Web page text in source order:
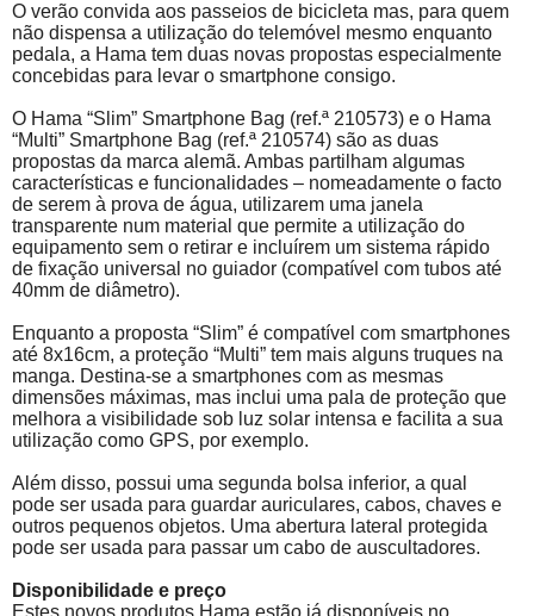
O verão convida aos passeios de bicicleta mas, para quem
não dispensa a utilização do telemóvel mesmo enquanto
pedala, a Hama tem duas novas propostas especialmente
concebidas para levar o smartphone consigo.
O Hama “Slim” Smartphone Bag (ref.ª 210573) e o Hama
“Multi” Smartphone Bag (ref.ª 210574) são as duas
propostas da marca alemã. Ambas partilham algumas
características e funcionalidades – nomeadamente o facto
de serem à prova de água, utilizarem uma janela
transparente num material que permite a utilização do
equipamento sem o retirar e incluírem um sistema rápido
de fixação universal no guiador (compatível com tubos até
40mm de diâmetro).
Enquanto a proposta “Slim” é compatível com smartphones
até 8x16cm, a proteção “Multi” tem mais alguns truques na
manga. Destina-se a smartphones com as mesmas
dimensões máximas, mas inclui uma pala de proteção que
melhora a visibilidade sob luz solar intensa e facilita a sua
utilização como GPS, por exemplo.
Além disso, possui uma segunda bolsa inferior, a qual
pode ser usada para guardar auriculares, cabos, chaves e
outros pequenos objetos. Uma abertura lateral protegida
pode ser usada para passar um cabo de auscultadores.
Disponibilidade e preço
Estes novos produtos Hama estão já disponíveis no